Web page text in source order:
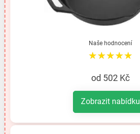
Naše hodnocení
★★★★★
od 502 Kč
Zobrazit nabídku